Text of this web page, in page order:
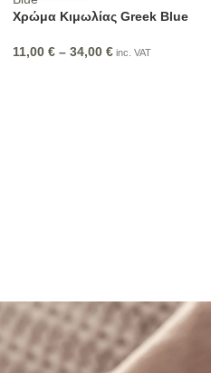
Χρώμα Κιμωλίας Greek Blue
11,00 € – 34,00 € inc. VAT